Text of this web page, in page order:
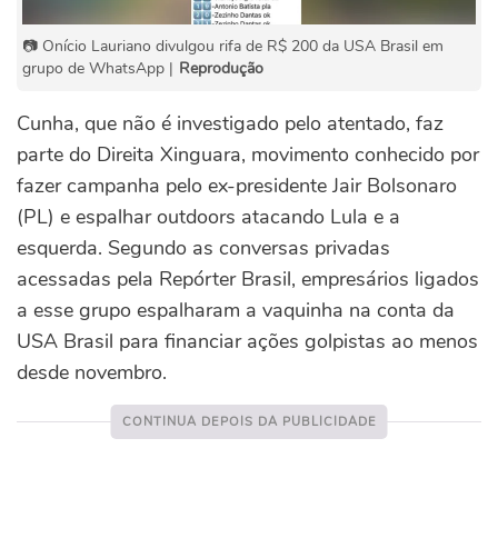
📷 Onício Lauriano divulgou rifa de R$ 200 da USA Brasil em
grupo de WhatsApp | Reprodução
Cunha, que não é investigado pelo atentado, faz
parte do Direita Xinguara, movimento conhecido por
fazer campanha pelo ex-presidente Jair Bolsonaro
(PL) e espalhar outdoors atacando Lula e a
esquerda. Segundo as conversas privadas
acessadas pela Repórter Brasil, empresários ligados
a esse grupo espalharam a vaquinha na conta da
USA Brasil para financiar ações golpistas ao menos
desde novembro.